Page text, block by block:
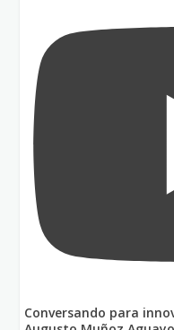
Conversando para